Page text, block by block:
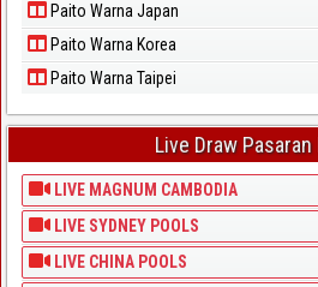
Paito Warna Japan
Paito Warna Korea
Paito Warna Taipei
Live Draw
LIVE MAGNUM CAMBODIA
LIVE SYDNEY POOLS
LIVE CHINA POOLS